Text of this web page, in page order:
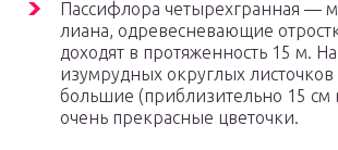
Пассифлора четырехгранная —
лиана, одревесневающие
доходят в протяженность 15 м.
изумрудных округлых листочков
большие (приблизительно 15 см
очень прекрасные цветочки.